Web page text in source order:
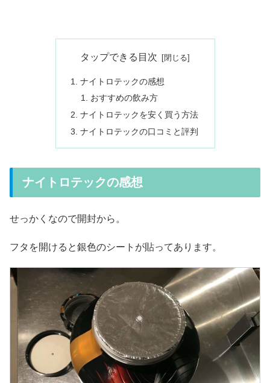
タップできる目次
ナイトロテックの感想
おすすめの飲み方
ナイトロテックを安く買う方法
ナイトロテックの口コミと評判
ナイトロテックの感想
せっかくなので開封から。
フタを開けると銀色のシートが貼ってあります。